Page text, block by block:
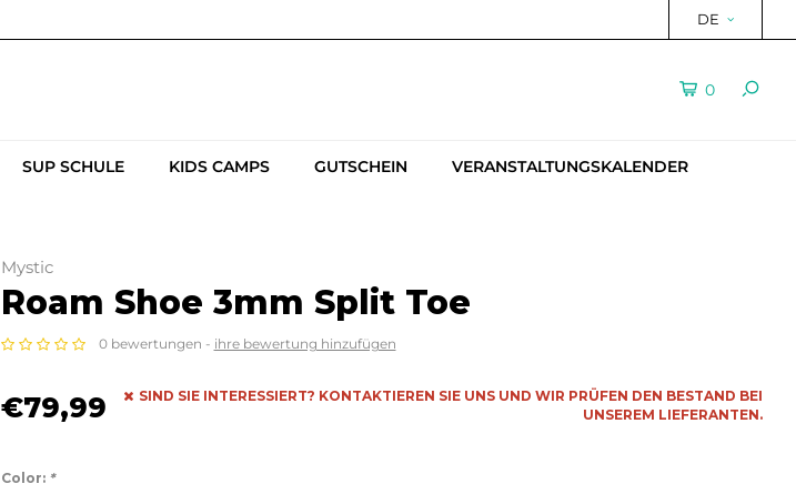
DE
0
SUP SCHULE KIDS CAMPS GUTSCHEIN VERANSTALTUNGSKALENDER
Mystic
Roam Shoe 3mm Split Toe
0 bewertungen - ihre bewertung hinzufügen
€79,99
SIND SIE INTERESSIERT? KONTAKTIEREN SIE UNS UND WIR PRÜFEN DEN BESTAND BEI
UNSEREM LIEFERANTEN.
Color: *